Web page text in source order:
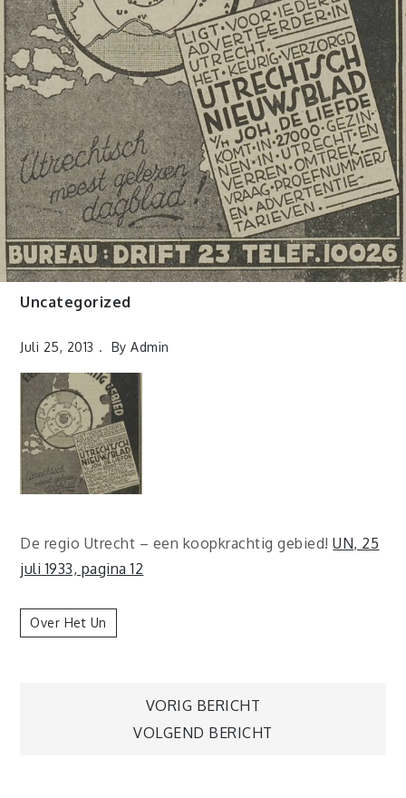
Uncategorized
Juli 25, 2013 ByAdmin
De regio Utrecht – een koopkrachtig gebied!UN, 25
juli 1933, pagina 12
Over Het Un
Berichtnavigatie
VORIG BERICHT
VOLGEND BERICHT